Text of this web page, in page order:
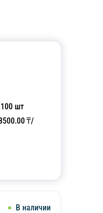
100 шт
₸/
В наличии